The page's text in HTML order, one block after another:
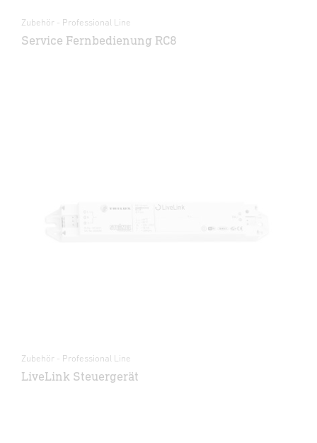
Zubehör - Professional Line
Service Fernbedienung RC8
Zubehör - Professional Line
LiveLink Steuergerät